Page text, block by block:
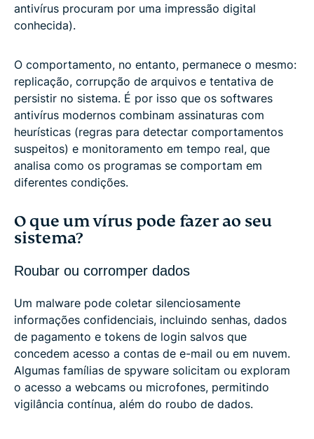
antivírus procuram por uma impressão digital
conhecida).
O comportamento, no entanto, permanece o mesmo:
replicação, corrupção de arquivos e tentativa de
persistir no sistema. É por isso que os softwares
antivírus modernos combinam assinaturas com
heurísticas (regras para detectar comportamentos
suspeitos) e monitoramento em tempo real, que
analisa como os programas se comportam em
diferentes condições.
O que um vírus pode fazer ao seu
sistema?
Roubar ou corromper dados
Um malware pode coletar silenciosamente
informações confidenciais, incluindo senhas, dados
de pagamento e tokens de login salvos que
concedem acesso a contas de e-mail ou em nuvem.
Algumas famílias de spyware solicitam ou exploram
o acesso a webcams ou microfones, permitindo
vigilância contínua, além do roubo de dados.